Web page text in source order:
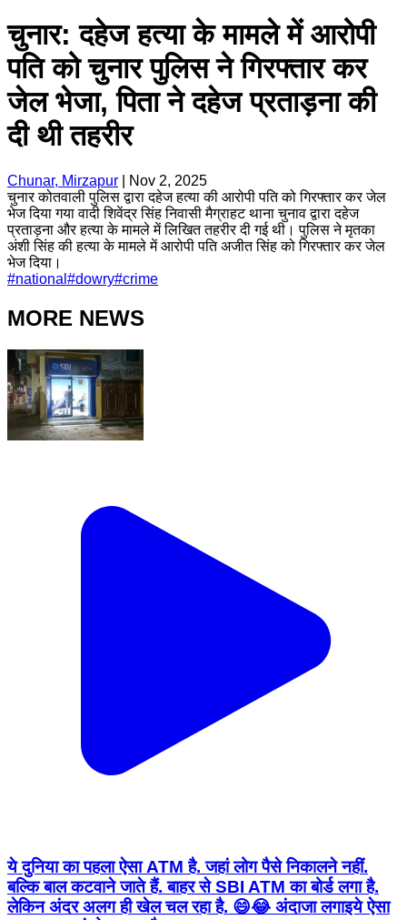
चुनार: दहेज हत्या के मामले में आरोपी
पति को चुनार पुलिस ने गिरफ्तार कर
जेल भेजा, पिता ने दहेज प्रताड़ना की
दी थी तहरीर
Chunar, Mirzapur
Nov 2, 2025
चुनार कोतवाली पुलिस द्वारा दहेज हत्या की आरोपी पति को गिरफ्तार कर जेल
भेज दिया गया वादी शिवेंद्र सिंह निवासी मैग्राहट थाना चुनाव द्वारा दहेज
प्रताड़ना और हत्या के मामले में लिखित तहरीर दी गई थी। पुलिस ने मृतका
अंशी सिंह की हत्या के मामले में आरोपी पति अजीत सिंह को गिरफ्तार कर जेल
भेज दिया।
#national #dowry#crime
MORE NEWS
ये दुनिया का पहला ऐसा ATM है. जहां लोग पैसे निकालने नहीं.
बल्कि बाल कटवाने जाते हैं. बाहर से SBI ATM का बोर्ड लगा है.
लेकिन अंदर अलग ही खेल चल रहा है. 😄😂 अंदाजा लगाइये ऐसा